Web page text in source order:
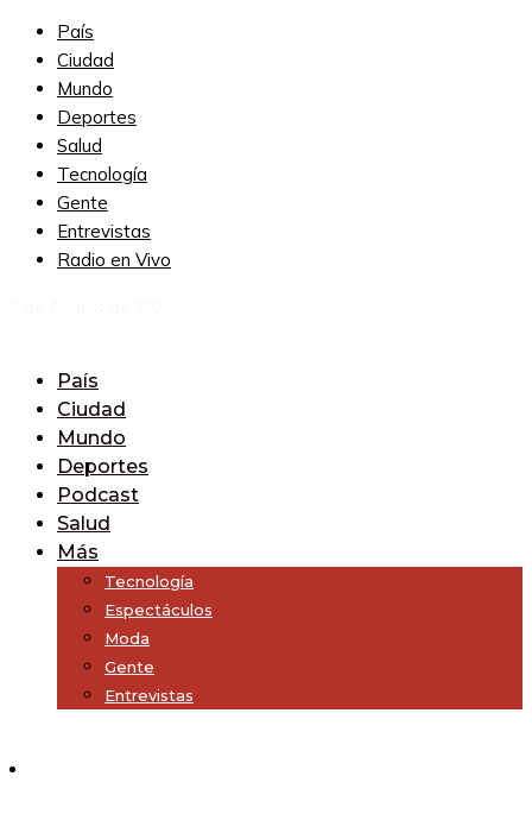
País
Ciudad
Mundo
Deportes
Salud
Tecnología
Gente
Entrevistas
Radio en Vivo
País
Ciudad
Mundo
Deportes
Podcast
Salud
Más
Tecnología
Espectáculos
Moda
Gente
Entrevistas